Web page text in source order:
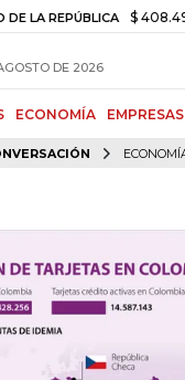
$ 408.498,97
DE 2026
ECONOMÍA EMPRESAS